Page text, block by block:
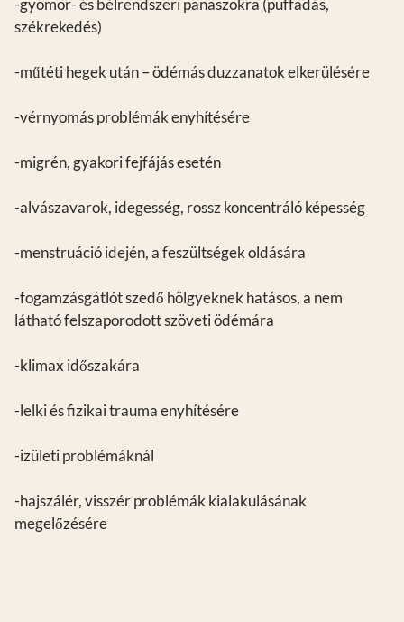
-gyomor- és bélrendszeri panaszokra (puffadás,
székrekedés)
-műtéti hegek után – ödémás duzzanatok elkerülésére
-vérnyomás problémák enyhítésére
-migrén, gyakori fejfájás esetén
-alvászavarok, idegesség, rossz koncentráló képesség
-menstruáció idején, a feszültségek oldására
-fogamzásgátlót szedő hölgyeknek hatásos, a nem
látható felszaporodott szöveti ödémára
-klimax időszakára
-lelki és fizikai trauma enyhítésére
-izületi problémáknál
-hajszálér, visszér problémák kialakulásának
megelőzésére